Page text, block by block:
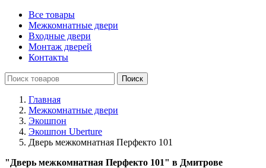
Все товары
Межкомнатные двери
Входные двери
Монтаж дверей
Контакты
Search
for:
Поиск
Главная
Межкомнатные двери
Экошпон
Экошпон Uberture
Дверь межкомнатная Перфекто 101
"Дверь межкомнатная Перфекто 101" в Дмитрове